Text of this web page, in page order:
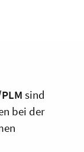
PLMsind
bei der